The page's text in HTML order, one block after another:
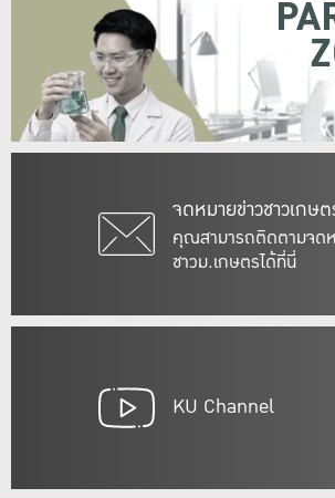
จดหมายข่าวชาวเกษ
คุณสามารถติดตามจด
ชาวม.เกษตรได้ที่นี่
KU Channel